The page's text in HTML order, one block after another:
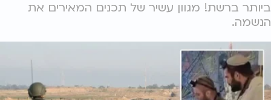
ביותר ברשת! מגוון עשיר של תכנים המאירים את
הנשמה.